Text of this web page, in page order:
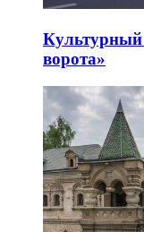
Культурный
ворота»